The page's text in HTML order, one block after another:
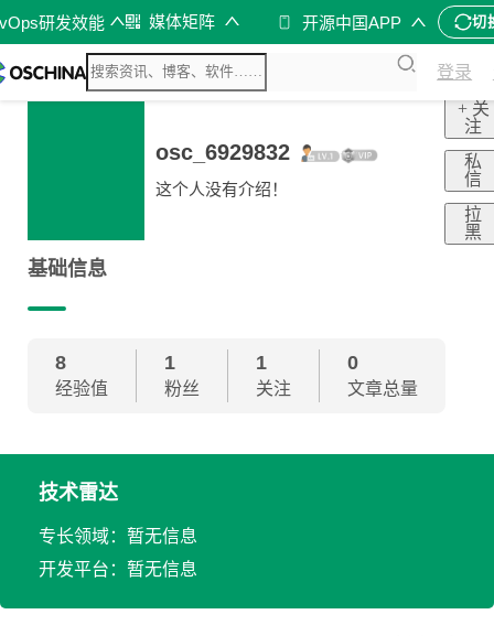
研发效能 媒体矩阵 开源中国APP 切
登录
osc_6929832
这个人没有介绍！
+ 关
注
私
信
拉
黑
基础信息
8
经验值
1
粉丝
1
关注
0
文章总量
技术雷达
专长领域：暂无信息
开发平台：暂无信息